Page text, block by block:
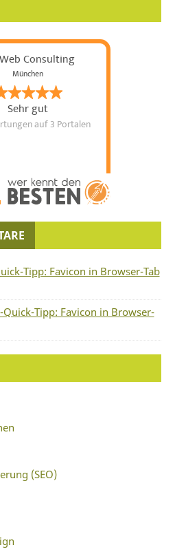
Consulting
München
Sehr gut
auf 3 Portalen
Tipp: Favicon in Browser-Tab
Quick-Tipp: Favicon in Browser-
(SEO)